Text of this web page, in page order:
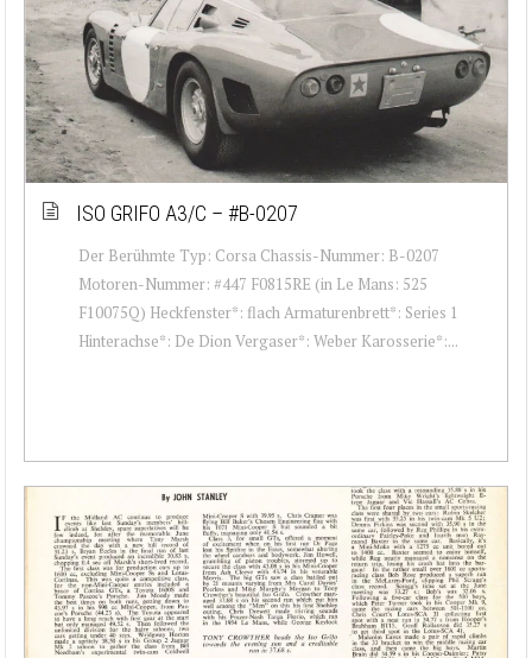
ISO GRIFO A3/C – #B-0207
Der Berühmte Typ: Corsa Chassis-Nummer: B-0207
Motoren-Nummer: #447 F0815RE (in Le Mans: 525
F10075Q) Heckfenster*: flach Armaturenbrett*: Series 1
Hinterachse*: De Dion Vergaser*: Weber Karosserie*:...